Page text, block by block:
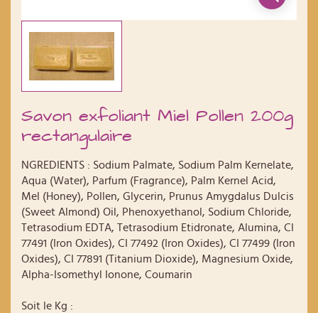
Savon exfoliant Miel Pollen 200g
rectangulaire
NGREDIENTS : Sodium Palmate, Sodium Palm Kernelate,
Aqua (Water), Parfum (Fragrance), Palm Kernel Acid,
Mel (Honey), Pollen, Glycerin, Prunus Amygdalus Dulcis
(Sweet Almond) Oil, Phenoxyethanol, Sodium Chloride,
Tetrasodium EDTA, Tetrasodium Etidronate, Alumina, CI
77491 (Iron Oxides), CI 77492 (Iron Oxides), CI 77499 (Iron
Oxides), CI 77891 (Titanium Dioxide), Magnesium Oxide,
Alpha-Isomethyl Ionone, Coumarin
Soit le Kg :